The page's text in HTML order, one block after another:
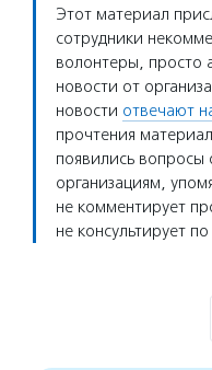
Этот материал
сотрудники
волонтеры, просто
новости от
новости отвечают
прочтения
появились вопросы
организациям,
не комментирует
не консультирует